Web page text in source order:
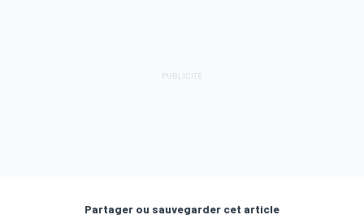
Partager ou sauvegarder cet article